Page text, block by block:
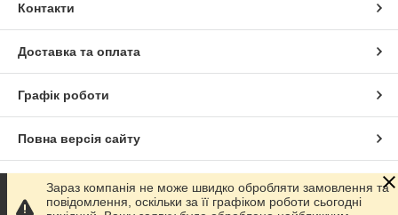
Контакти
Доставка та оплата
Графік роботи
Повна версія сайту
Сайт створено на маркетплейсіProm.ua
Зараз компанія не може швидко обробляти замовлення та
повідомлення, оскільки за її графіком роботи сьогодні